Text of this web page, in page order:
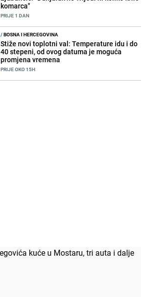
komarca"
PRIJE 1 DAN
/BOSNA I HERCEGOVINA
Stiže novi toplotni val: Temperature idu i do
40 stepeni, od ovog datuma je moguća
promjena vremena
PRIJE OKO 15H